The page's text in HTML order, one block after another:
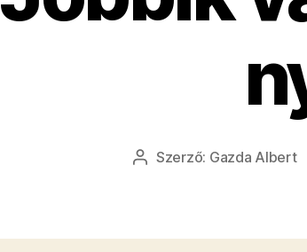
Bejegyzés
Szerző: Gazda Albert